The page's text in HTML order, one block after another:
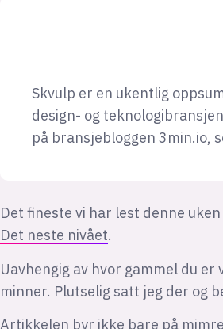
Skvulp er en ukentlig
design- og
på bransjebloggen 3min.io,
Det fineste vi har lest denne
Det neste nivået.
Uavhengig av hvor gammel du
minner. Plutselig satt jeg der og
Artikkelen byr ikke bare på